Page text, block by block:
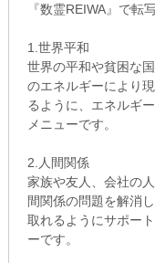
『数霊REIWA』で転
1.世界平和
世界の平和や貧困な
のエネルギーにより
るように、エネルギ
メニューです。
2.人間関係
家族や友人、会社の
間関係の問題を解消
取れるようにサポー
ーです。